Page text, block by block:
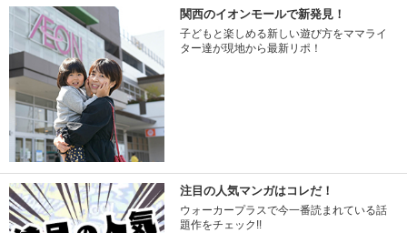
関西のイオンモールで新発見！
子どもと楽しめる新しい遊び方をママライ
ター達が現地から最新リポ！
注目の人気マンガはコレだ！
ウォーカープラスで今一番読まれている話
題作をチェック!!